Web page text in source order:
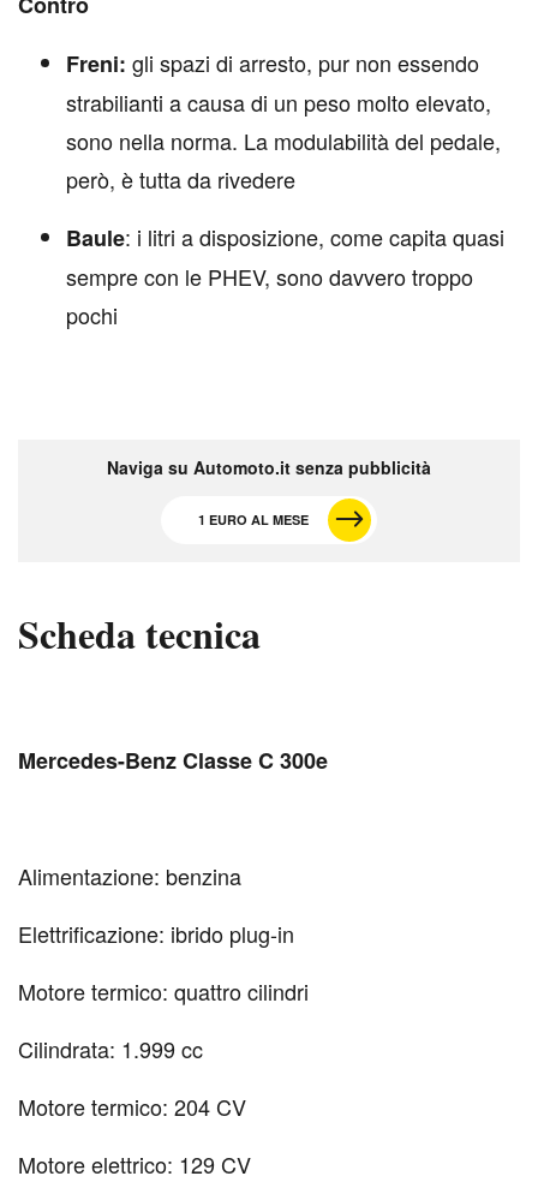
Freni: gli spazi di arresto, pur non essendo
strabilianti a causa di un peso molto elevato,
sono nella norma. La modulabilità del pedale,
però, è tutta da rivedere
Baule: i litri a disposizione, come capita quasi
sempre con le PHEV, sono davvero troppo
pochi
Naviga su Automoto.it senza pubblicità
1 EURO AL MESE
Scheda tecnica
Mercedes-Benz Classe C 300e
Alimentazione: benzina
Elettrificazione: ibrido plug-in
Motore termico: quattro cilindri
Cilindrata: 1.999 cc
Motore termico: 204 CV
Motore elettrico: 129 CV